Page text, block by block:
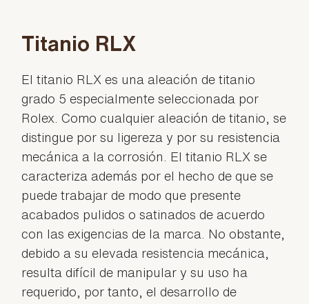
Titanio RLX
El titanio RLX es una aleación de titanio
grado 5 especialmente seleccionada por
Rolex. Como cualquier aleación de titanio, se
distingue por su ligereza y por su resistencia
mecánica a la corrosión. El titanio RLX se
caracteriza además por el hecho de que se
puede trabajar de modo que presente
acabados pulidos o satinados de acuerdo
con las exigencias de la marca. No obstante,
debido a su elevada resistencia mecánica,
resulta difícil de manipular y su uso ha
requerido, por tanto, el desarrollo de